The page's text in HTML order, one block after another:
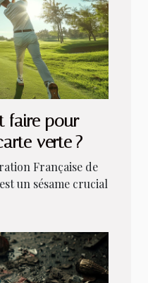
faire pour
verte ?
Française de
un sésame crucial